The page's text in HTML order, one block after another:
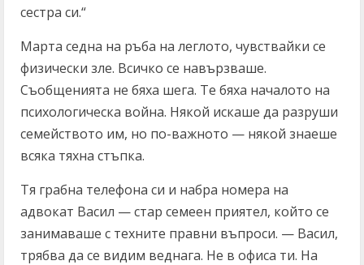
сестра си.“
Марта седна на ръба на леглото, чувствайки се
физически зле. Всичко се навързваше.
Съобщенията не бяха шега. Те бяха началото на
психологическа война. Някой искаше да разруши
семейството им, но по-важното — някой знаеше
всяка тяхна стъпка.
Тя грабна телефона си и набра номера на
адвокат Васил — стар семеен приятел, който се
занимаваше с техните правни въпроси. — Васил,
трябва да се видим веднага. Не в офиса ти. На